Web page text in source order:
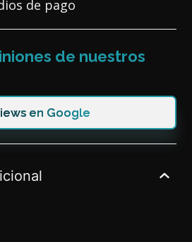
de pago
de nuestros
en Google